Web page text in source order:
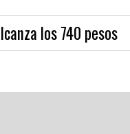
los 740 pesos